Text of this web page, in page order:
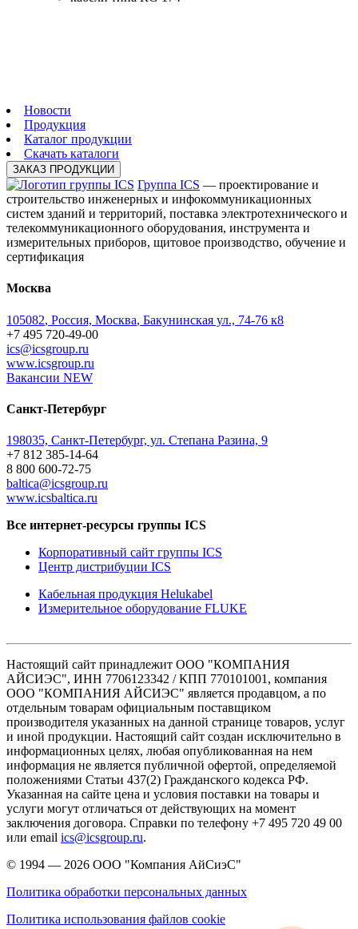
Новости
Продукция
Каталог продукции
Скачать каталоги
ЗАКАЗ ПРОДУКЦИИ
Группа ICS — проектирование и
строительство инженерных и инфокоммуникационных
систем зданий и территорий, поставка электротехнического и
телекоммуникационного оборудования, инструмента и
измерительных приборов, щитовое производство, обучение и
сертификация
Москва
105082, Россия, Москва, Бакунинская ул., 74-76 к8
+7 495 720-49-00
ics@icsgroup.ru
www.icsgroup.ru
Вакансии NEW
Санкт-Петербург
198035, Санкт-Петербург, ул. Степана Разина, 9
+7 812 385-14-64
8 800 600-72-75
baltica@icsgroup.ru
www.icsbaltica.ru
Все интернет-ресурсы группы ICS
Корпоративный сайт группы ICS
Центр дистрибуции ICS
Кабельная продукция Helukabel
Измерительное оборудование FLUKE
Настоящий сайт принадлежит ООО "КОМПАНИЯ
АЙСИЭС", ИНН 7706123342 / КПП 770101001, компания
ООО "КОМПАНИЯ АЙСИЭС" является продавцом, а по
отдельным товарам официальным поставщиком
производителя указанных на данной странице товаров, услуг
и иной продукции. Настоящий сайт создан исключительно в
информационных целях, любая опубликованная на нем
информация не является публичной офертой, определяемой
положениями Статьи 437(2) Гражданского кодекса РФ.
Указанная на сайте цена и условия поставки на товары и
услуги могут отличаться от действующих на момент
заключения договора. Справки по телефону +7 495 720 49 00
или email ics@icsgroup.ru.
© 1994 — 2026 ООО "Компания АйСиэС"
Политика обработки персональных данных
Политика использования файлов cookie